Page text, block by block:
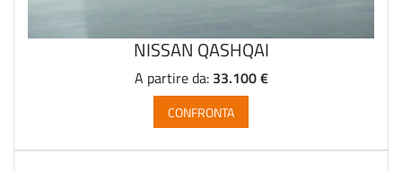
NISSAN QASHQAI
A partire da: 33.100 €
CONFRONTA